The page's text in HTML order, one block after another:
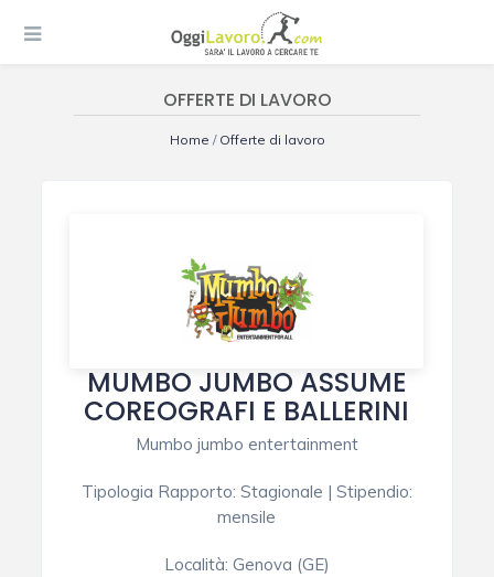
OFFERTE DI LAVORO
Home / Offerte di lavoro
MUMBO JUMBO ASSUME
COREOGRAFI E BALLERINI
Mumbo jumbo entertainment
Tipologia Rapporto: Stagionale | Stipendio:
mensile
Località: Genova (GE)